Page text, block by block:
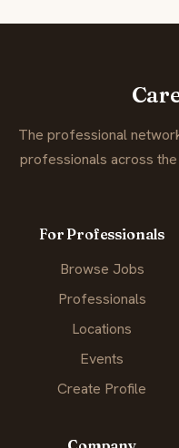
The professional
professionals across
For Professionals
Browse Jobs
Professionals
Locations
Events
Create Profile